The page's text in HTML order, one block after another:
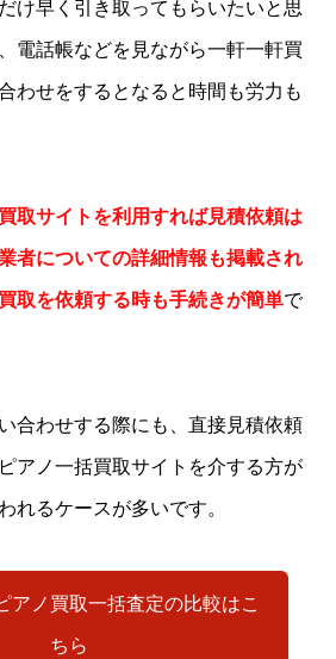
け早く引き取ってもらいたいと思
電話帳などを見ながら一軒一軒買
わせをするとなると時間も労力も
取サイトを利用すれば見積依頼は
者についての詳細情報も掲載され
取を依頼する時も手続きが簡単で
合わせする際にも、直接見積依頼
アノ一括買取サイトを介する方が
れるケースが多いです。
アノ買取一括査定の比較はこ
ちら